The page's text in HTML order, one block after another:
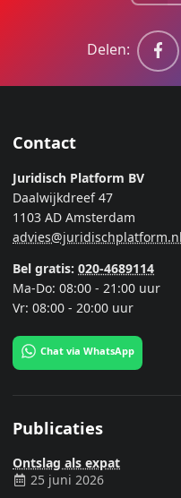
Delen:
Contact
Juridisch Platform BV
Daalwijkdreef 47
1103 AD Amsterdam
advies@juridischplatform.nl
Bel gratis: 020-4689114
Ma-Do: 08:00 - 21:00 uur
Vr: 08:00 - 20:00 uur
Chat via WhatsApp
Publicaties
Ontslag als expat
25 juni 2026